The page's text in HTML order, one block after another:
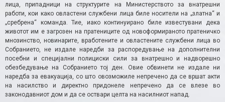
лица, припадници на структурите на Министерството за внатрешни
работи, кои како овластени службени лица биле носители на „златна“ и
„сребрена“ команда. Тие, иако континуирано биле известувани дека
животот им е загрозен на пратениците од новоформираното пратеничко
мнозинство, новинарите, вработените и овластените службени лица во
Собранието, не издале наредби за распоредување на дополнителни
посебни и специјални полициски сили за внатрешно и надворешно
обезбедување на Собранието тој ден. Овие обвинети не издале ни
наредба за евакуација, со што овозможиле непречено да се вршат акти
на насилство и директно придонеле непречено да се влезе во
законодавниот дом и да се оствари целта на насилниот напад.